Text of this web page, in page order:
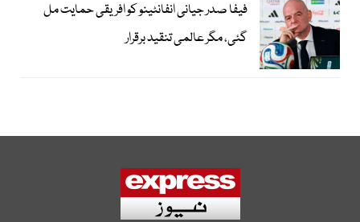
فیفا صدر جیانی انفانٹینو کو افریقی حمایت مل
گئی، مگر عالمی تنقید برقرار